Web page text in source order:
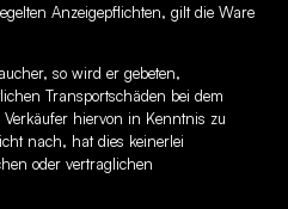
Anzeigepflichten, gilt die Ware
so wird er gebeten,
Transportschäden bei dem
hiervon in Kenntnis zu
nach, hat dies keinerlei
oder vertraglichen